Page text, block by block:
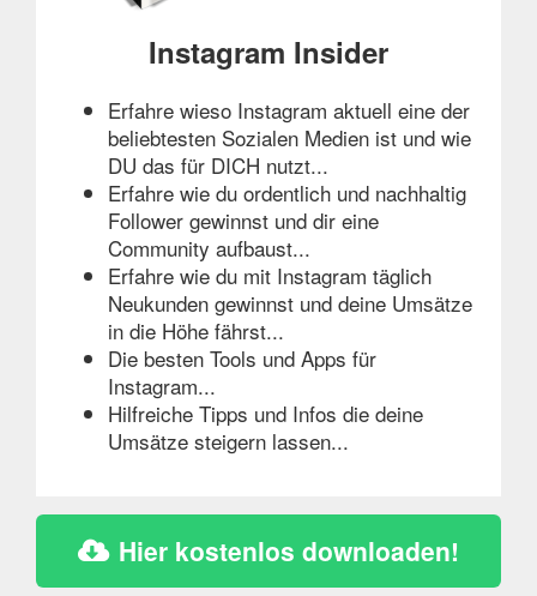
Instagram Insider
Erfahre wieso Instagram aktuell eine der
beliebtesten Sozialen Medien ist und wie
DU das für DICH nutzt...
Erfahre wie du ordentlich und nachhaltig
Follower gewinnst und dir eine
Community aufbaust...
Erfahre wie du mit Instagram täglich
Neukunden gewinnst und deine Umsätze
in die Höhe fährst...
Die besten Tools und Apps für
Instagram...
Hilfreiche Tipps und Infos die deine
Umsätze steigern lassen...
Hier kostenlos downloaden!